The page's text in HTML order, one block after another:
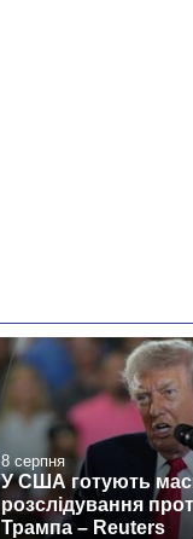
8 серпня
У США готують
розслідування
Трампа – Reuters